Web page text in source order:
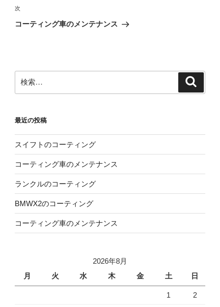
ビ
ゲ
ン
稿
次
の
次
コーティング車のメンテナンス
索:
最近の投稿
スイフトのコーティング
コーティング車のメンテナンス
ランクルのコーティング
BMWX2のコーティング
コーティング車のメンテナンス
2026年8月
月
火 水 木 金 土 日
1 2